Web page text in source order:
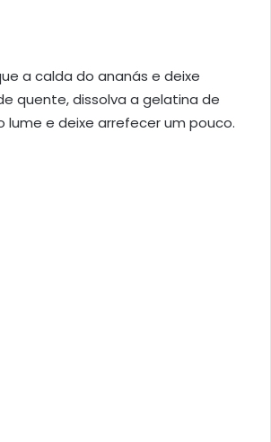
a calda do ananás e deixe
quente, dissolva a gelatina de
lume e deixe arrefecer um pouco.